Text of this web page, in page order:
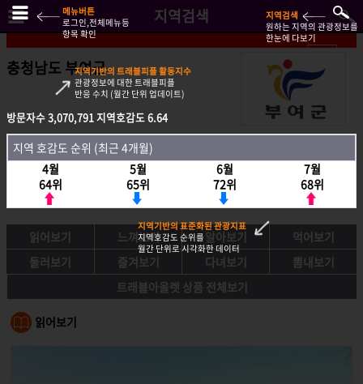
지역검색
충청남도 부여군
방문자수3,070,791 지역호감도 6.64
지역호감도 순위 (최근 4개월)
4월
64위
5월
65위
6월
72위
7월
68위
읽어보기 느껴보기 알아보기
먹어보기
둘러보기
즐겨보기 다녀보기
뽐내보기
트래블아울렛 상품 전체보기
읽어보기
방문자수3,070,791 지역호감도 6.64
지역 호감도 순위 (최근 4개월)
4월
64위
5월
65위
6월
72위
7월
68위
메뉴버튼
로그인,전체메뉴등
항목 확인
지역검색
원하는 지역의 관광정보를
한눈에 다보기
지역기반의 트래블피플 활동지수
관광정보에 대한 트래블피플
반응 수치 (월간 단위 업데이트)
지역기반의 표준화된 관광지표
지역호감도 순위를
월간 단위로 시각화한 데이터